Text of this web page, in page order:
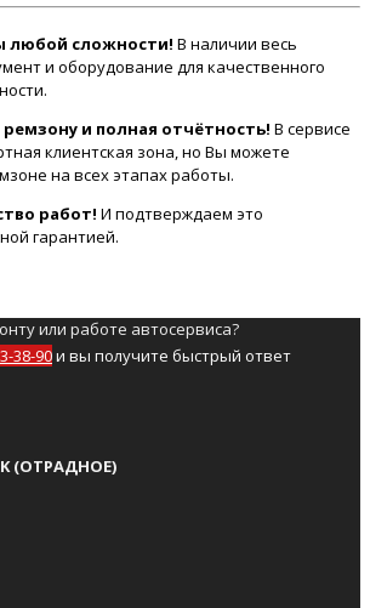
любой сложности! В наличии весь
и оборудование для качественного
и полная отчётность! В сервисе
клиентская зона, но Вы можете
на всех этапах работы.
работ! И подтверждаем это
гарантией.
или работе автосервиса?
38-90и вы получите быстрый ответ
(ОТРАДНОЕ)